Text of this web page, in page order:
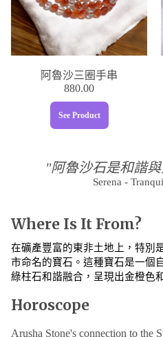
阿魯沙三圈手串
880.00
See Product
"阿魯沙石是和諧
Serena -
Where Is It From?
在礦產豐富的東非土地上，特別
市命名的寶石。這種寶石是一個
綠柱石和諧融合，呈現出金橙色
Horoscope
Arusha Stone's connection to the